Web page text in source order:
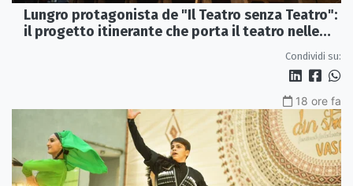
Lungro protagonista de "Il Teatro senza Teatro":
il progetto itinerante che porta il teatro nelle
Condividi su:
18 ore fa